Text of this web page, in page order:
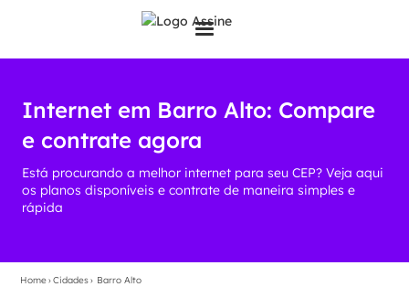
Internet em Barro Alto: Compare
e contrate agora
Está procurando a melhor internet para seu CEP? Veja aqui
os planos disponíveis e contrate de maneira simples e
rápida
Home›Cidades› Barro Alto